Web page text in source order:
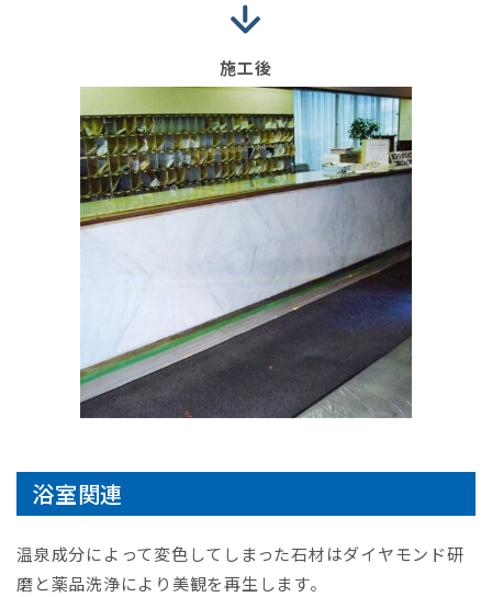
施工後
浴室関連
温泉成分によって変色してしまった石材はダイヤモンド研
磨と薬品洗浄により美観を再生します。